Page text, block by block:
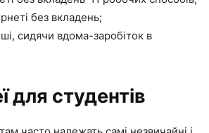
без вкладень;
сидячи вдома-заробіток в
для студентів